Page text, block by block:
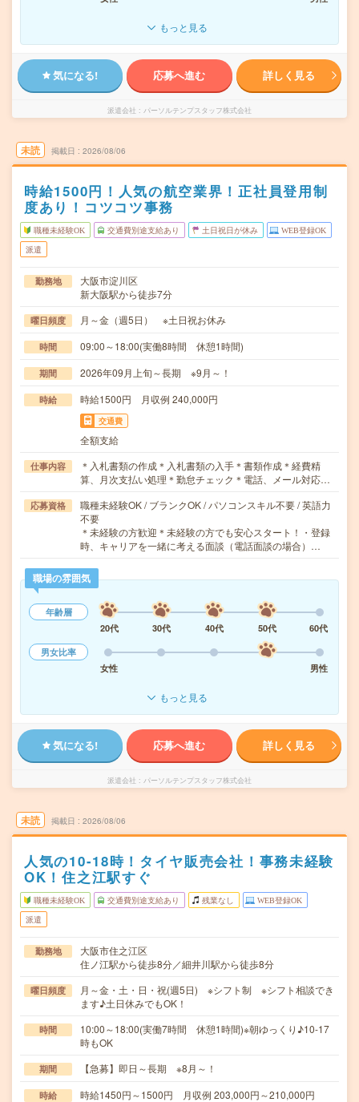
もっと見る
気になる! 応募へ進む 詳しく見る
派遣会社 パーソルテンプスタッフ株式会社
未読 掲載日 2026/08/06
時給1500円！人気の航空業界！正社員登用制
度あり！コツコツ事務
職種未経験OK 交通費別途支給あり 土日祝日が休み WEB登録OK
派遣
勤務地
大阪市淀川区
新大阪駅から徒歩7分
曜日頻度 月～金（週5日） ※土日祝お休み
時間 09:00～18:00(実働8時間 休憩1時間)
期間 2026年09月上旬～長期 ※9月～！
時給 時給1500円 月収例 240,000円
交通費
全額支給
仕事内容
＊入札書類の作成＊入札書類の入手＊書類作成＊経費精
算、月次支払い処理＊勤怠チェック＊電話、メール対応…
応募資格
職種未経験OK / ブランクOK / パソコンスキル不要 / 英語力
不要
＊未経験の方歓迎＊未経験の方でも安心スタート！・登録
時、キャリアを一緒に考える面談（電話面談の場合）…
職場の雰囲気
年齢層
20代
30代 40代 50代
60代
男女比率
女性
男性
もっと見る
気になる! 応募へ進む 詳しく見る
派遣会社 パーソルテンプスタッフ株式会社
未読 掲載日 2026/08/06
人気の10-18時！タイヤ販売会社！事務未経験
OK！住之江駅すぐ
職種未経験OK 交通費別途支給あり 残業なし WEB登録OK
派遣
勤務地
大阪市住之江区
住ノ江駅から徒歩8分／細井川駅から徒歩8分
曜日頻度
月～金・土・日・祝(週5日) ※シフト制 ※シフト相談でき
ます♪土日休みでもOK！
時間
10:00～18:00(実働7時間 休憩1時間)※朝ゆっくり♪10-17
時もOK
期間 【急募】即日～長期 ※8月～！
時給 時給1450円～1500円 月収例 203,000円～210,000円